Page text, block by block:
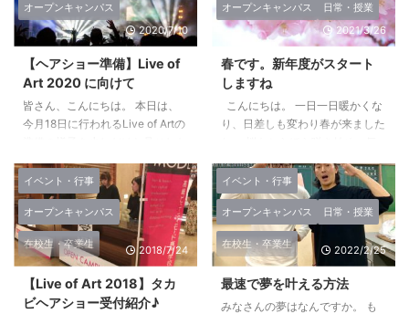
オープンキャンパス
2020/7/10
【ヘアショー準備】Live of
Art 2020 に向けて
皆さん、こんにちは。 本日は、
今月18日に行われるLive of Artの
ビューティモード専門学校が開校
以来ずっと続けている行事です。
歴史があるだけに学生のみんなも
気合が入ります！！！ こちら
はステージを想定して練習を行っ
ている様子です！ 自分たちで立
ち位置やポーズを決めて歩きま
す。 １年生、２年生合同なの
オープンキャンパス
日常・授業
2021/3/26
春です。新年度がスタート
しますね
こんにちは。 一日一日暖かくな
り、日差しも変わり春が来ました
を卒業してこの春から高崎ビュー
ティモード専門学校に通う学生、
進級して新しい学年になる学生と
色々な人がいますよね。 そんな
暖かくなった先日に、高崎ビュー
ティモード専門学校では『春のオ
ープンキャンパス』が行われ、た
くさんの高校生の皆さんが参加し
イベント・行事
オープンキャンパス
在校生・卒業生
2018/7/24
【Live of Art 2018】タカ
ビヘアショー受付紹介♪
イベント・行事
オープンキャンパス 日常・授業
在校生・卒業生
2022/2/25
最速で夢を叶える方法
みなさんの夢はなんですか。 も